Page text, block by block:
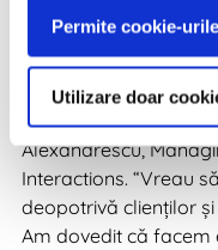
Permite cookie-
Utilizare doar
cuvânt important de
al treilea rând, am
trebuie să investești
pentru a aduce plus
clientului”, a declarat
Alexandrescu,
Interactions. “Vreau
deopotrivă clienților
Am dovedit că facem